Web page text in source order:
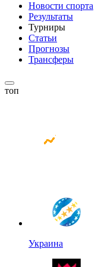
Новости спорта
Результаты
Турниры
Статьи
Прогнозы
Трансферы
топ
Украина